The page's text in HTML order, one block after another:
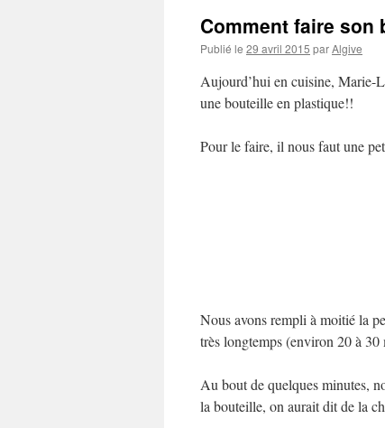
Comment faire son
Publié le 29 avril 2015 parAlgive
Aujourd’hui en cuisine, Marie-
une bouteille en plastique!!
Pour le faire, il nous faut une
Nous avons rempli à moitié la
très longtemps (environ 20 à 30
Au bout de quelques minutes,
la bouteille, on aurait dit de la